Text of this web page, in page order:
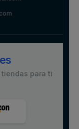
tiendas para ti